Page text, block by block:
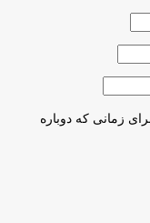
زمانی که دوباره